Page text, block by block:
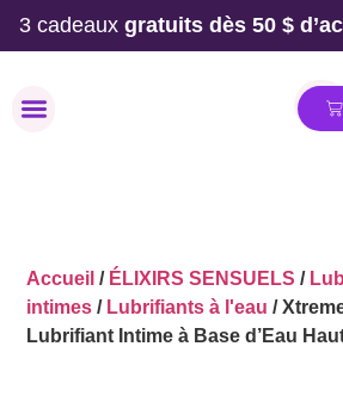
3 cadeaux gratuits dès 50 $
Accueil / ÉLIXIRS SENSUELS /
intimes / Lubrifiants à l'eau /
Lubrifiant Intime à Base d’Eau